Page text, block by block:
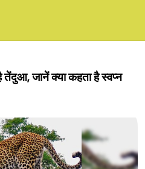
जानें क्या कहता है स्वप्न